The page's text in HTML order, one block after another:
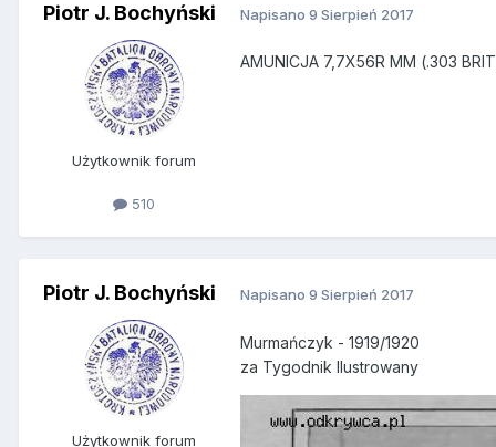
Piotr J. Bochyński
Użytkownik forum
510
Napisano 9 Sierpień 2017
AMUNICJA 7,7X56R MM (.303
Piotr J. Bochyński
Użytkownik forum
Napisano 9 Sierpień 2017
Murmańczyk - 1919/1920
za Tygodnik Ilustrowany